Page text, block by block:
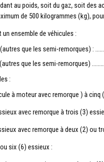
au poids, soit du gaz, soit des
de 500 kilogrammes (kg),
ensemble de véhicules :
(autres que les semi-
(autres que les semi-
:
à moteur avec remorque ) à
avec remorque à trois
avec remorque à deux
six (6) essieux :